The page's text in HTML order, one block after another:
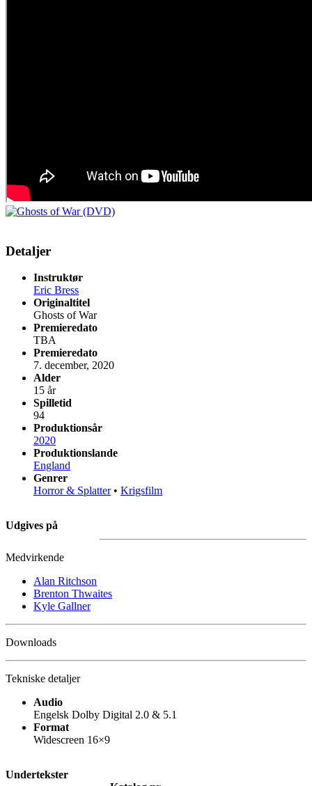
Detaljer
Instruktør
Eric Bress
Originaltitel
Ghosts of War
Premieredato
TBA
Premieredato
7. december, 2020
Alder
15 år
Spilletid
94
Produktionsår
2020
Produktionslande
England
Genrer
Horror & Splatter• Krigsfilm
Udgives på
Medvirkende
Alan Ritchson
Brenton Thwaites
Kyle Gallner
Downloads
Tekniske detaljer
Audio
Engelsk Dolby Digital 2.0 & 5.1
Format
Widescreen 16×9
Undertekster